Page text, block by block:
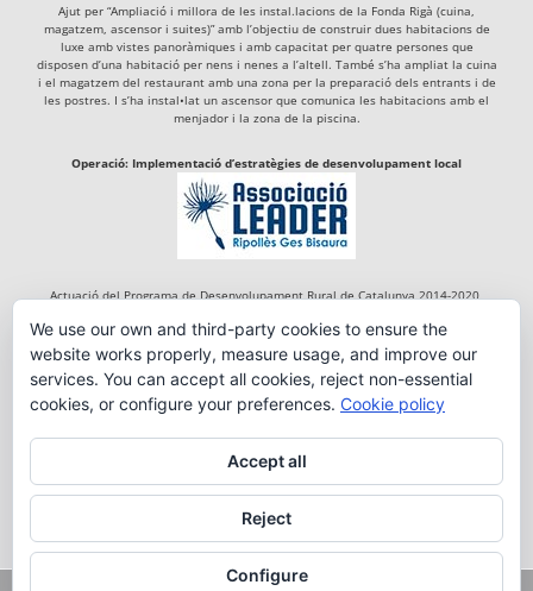
Ajut per “Ampliació i millora de les instal.lacions de la Fonda Rigà (cuina,
magatzem, ascensor i suites)” amb l’objectiu de construir dues habitacions de
luxe amb vistes panoràmiques i amb capacitat per quatre persones que
disposen d’una habitació per nens i nenes a l’altell. També s’ha ampliat la cuina
i el magatzem del restaurant amb una zona per la preparació dels entrants i de
les postres. I s’ha instal•lat un ascensor que comunica les habitacions amb el
menjador i la zona de la piscina.
Operació: Implementació d’estratègies de desenvolupament local
Actuació del Programa de Desenvolupament Rural de Catalunya 2014-2020,
We use our own and third-party cookies to ensure the
website works properly, measure usage, and improve our
services. You can accept all cookies, reject non-essential
cookies, or configure your preferences. Cookie policy
Accept all
Reject
Configure